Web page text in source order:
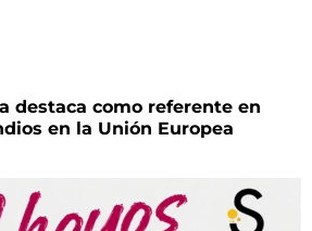
destaca como referente en
en la Unión Europea